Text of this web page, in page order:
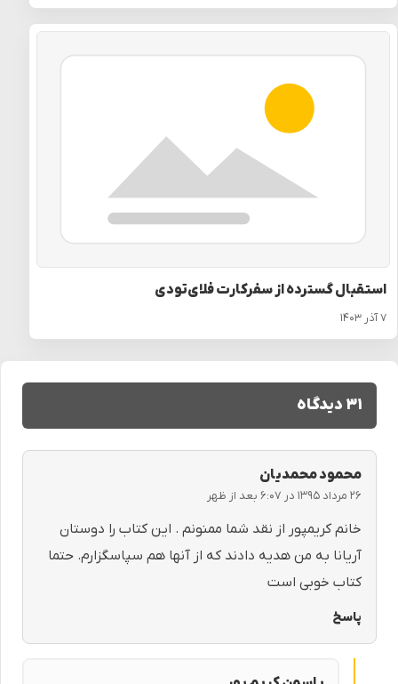
استقبال گسترده از سفرکارت فلای‌تودی
۷ آذر ۱۴۰۳
۳۱ دیدگاه
محمود محمدیان
۲۶ مرداد ۱۳۹۵ در ۶:۰۷ بعد از ظهر
خانم کریمپور از نقد شما ممنونم . این کتاب را دوستان
آریانا به من هدیه دادند که از آنها هم سپاسگزارم. حتما
کتاب خوبی است
پاسخ